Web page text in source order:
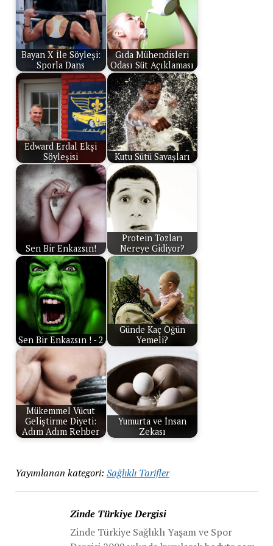
Bayan X İle Söyleşi:
Sporla Dans
Gıda Mühendisleri
Odası Süt Açıklaması
Edward Erdal Ekşi
Söyleşisi
Kutu Sütü Savaşları
Sen Bir Enkazsın!
Protein Tozları
Nereye Gidiyor?
Sen Bir Enkazsın ! - 2
Günde Kaç Öğün
Yemeli?
Mükemmel Vücut
Geliştirme Diyeti:
Adım Adım Rehber
Yumurta ve İnsan
Zekası
Yayımlanan kategori: Sağlıklı Tarifler
Zinde Türkiye Dergisi
Zinde Türkiye Sağlıklı Yaşam ve Spor